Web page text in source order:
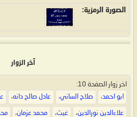
الصورة الرمزية
آخر الزوار
اخر زوار الصفحة 10:
ابو احمد، صلاح الساني، عادل صالح دانه،
علاءالدين نورالدين، غيث، محمد عزمان،